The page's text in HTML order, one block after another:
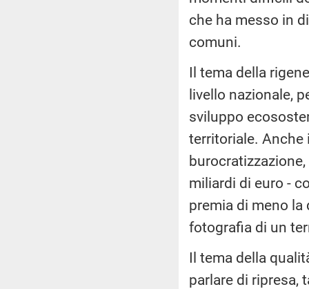
che ha messo in
comuni.
Il tema della
livello nazionale,
sviluppo
territoriale. Anche
miliardi di euro -
premia di meno
fotografia di un
Il tema della
parlare di ripresa,